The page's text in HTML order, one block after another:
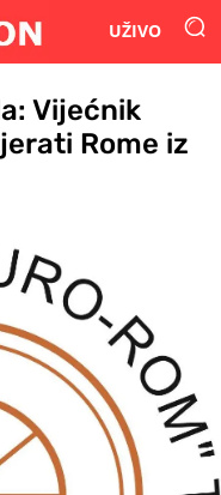
UŽIVO
Vijećnik
Rome iz